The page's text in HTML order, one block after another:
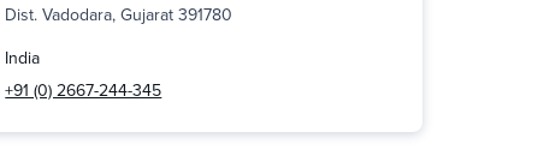
Dist. Vadodara, Gujarat 391780
India
+91 (0) 2667-244-345